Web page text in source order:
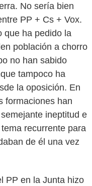
No sería bien
PP + Cs + Vox.
que ha pedido la
población a chorro
no han sabido
tampoco ha
la oposición. En
formaciones han
ineptitud e
recurrente para
de él una vez
PP en la Junta hizo